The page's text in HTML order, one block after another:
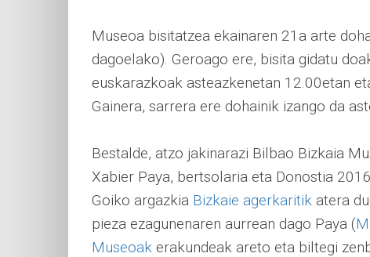
Museoa bisitatzea ekainaren 21a arte
dagoelako). Geroago ere, bisita gidatu
euskarazkoak asteazkenetan 12.00etan
Gainera, sarrera ere dohainik izango da
Bestalde, atzo jakinarazi Bilbao Bizkaia
Xabier Paya, bertsolaria eta Donostia
Goiko argazkia Bizkaie agerkaritik atera
pieza ezagunenaren aurrean dago Paya (
Museoak erakundeak areto eta biltegi